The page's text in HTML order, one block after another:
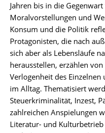
Jahren bis in die
Moralvorstellungen und
Konsum und die Politik
Protagonisten, die nach
sich aber als Lebensläufe
herausstellen, erzählen
Verlogenheit des
im Alltag. Thematisiert
Steuerkriminalität, Inzest,
zahlreichen Anspielungen
Literatur- und Kulturbetrieb